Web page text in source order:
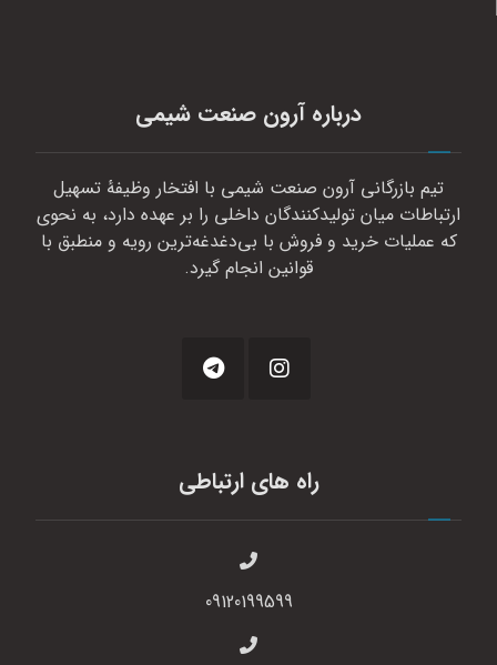
درباره آرون صنعت شیمی
تیم بازرگانی آرون صنعت شیمی با افتخار وظیفهٔ تسهیل
ارتباطات میان تولیدکنندگان داخلی را بر عهده دارد، به نحوی
که عملیات خرید و فروش با بی‌دغدغه‌ترین رویه و منطبق با
قوانین انجام گیرد.
راه های ارتباطی
09120199599